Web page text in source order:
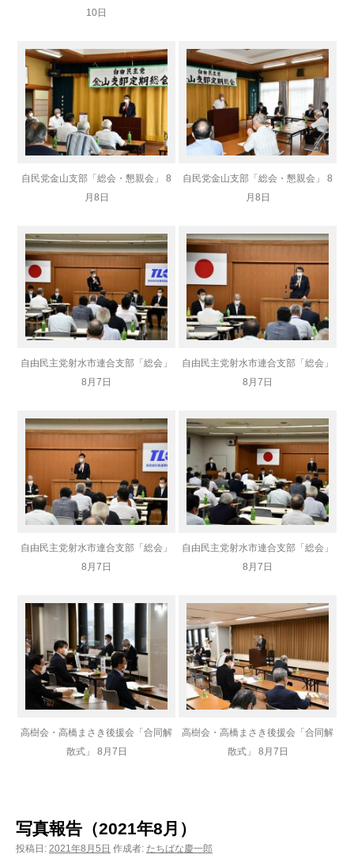
10日
自民党金山支部「総会・懇親会」 8
月8日
自民党金山支部「総会・懇親会」 8
月8日
自由民主党射水市連合支部「総会」
8月7日
自由民主党射水市連合支部「総会」
8月7日
自由民主党射水市連合支部「総会」
8月7日
自由民主党射水市連合支部「総会」
8月7日
高樹会・高橋まさき後援会「合同解
散式」 8月7日
高樹会・高橋まさき後援会「合同解
散式」 8月7日
写真報告（2021年8月）
投稿日: 2021年8月5日 作成者: たちばな慶一郎